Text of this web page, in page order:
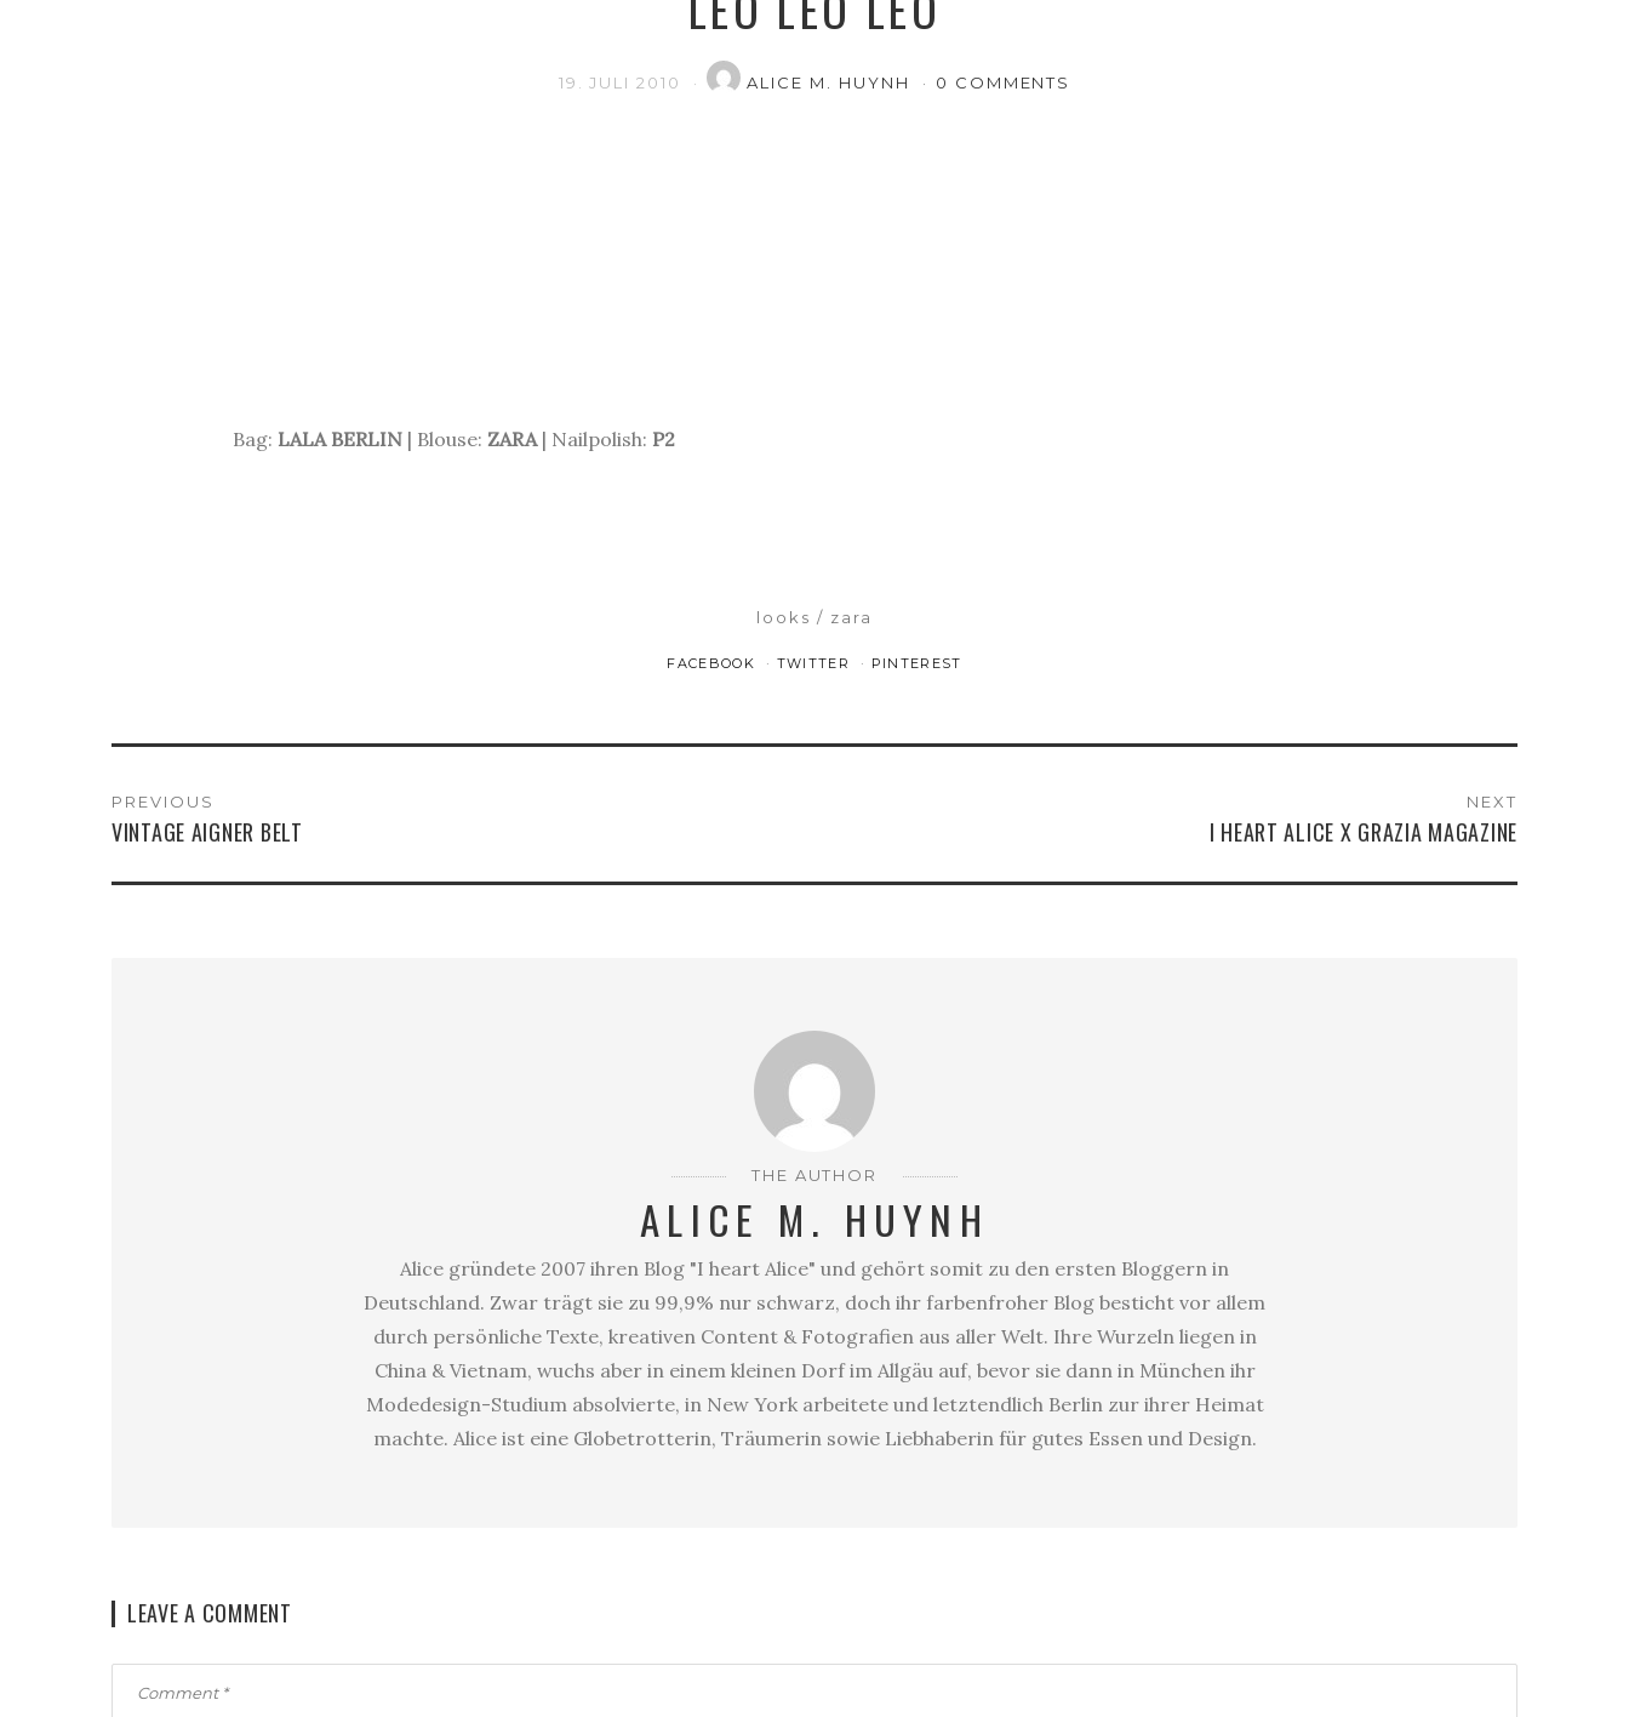
19. JULI 2010 ALICE M. HUYNH 0 COMMENTS
Bag: LALA BERLIN | Blouse: ZARA| Nailpolish: P2
looks zara
FACEBOOK TWITTER PINTEREST
PREVIOUS
VINTAGE AIGNER BELT
NEXT
I HEART ALICE X GRAZIA MAGAZINE
THE AUTHOR
ALICE M. HUYNH
Alice gründete 2007 ihren Blog "I heart Alice" und gehört somit zu den ersten Bloggern in
Deutschland. Zwar trägt sie zu 99,9% nur schwarz, doch ihr farbenfroher Blog besticht vor allem
durch persönliche Texte, kreativen Content & Fotografien aus aller Welt. Ihre Wurzeln liegen in
China & Vietnam, wuchs aber in einem kleinen Dorf im Allgäu auf, bevor sie dann in München ihr
Modedesign-Studium absolvierte, in New York arbeitete und letztendlich Berlin zur ihrer Heimat
machte. Alice ist eine Globetrotterin, Träumerin sowie Liebhaberin für gutes Essen und Design.
LEAVE A COMMENT